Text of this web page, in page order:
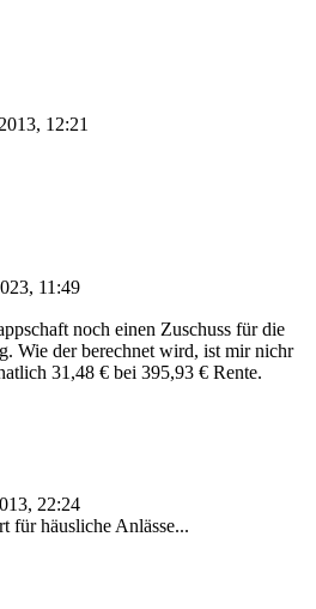
12:21
11:49
noch einen Zuschuss für die
Wie der berechnet wird, ist mir nichr
31,48 € bei 395,93 € Rente.
22:24
für häusliche Anlässe...